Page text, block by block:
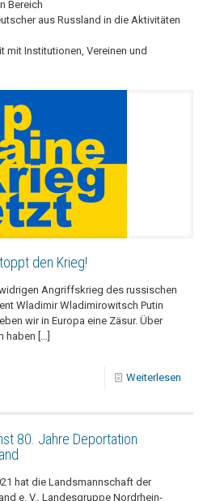
Bereich
aus Russland in die Aktivitäten
mit Institutionen, Vereinen und
den Krieg!
Angriffskrieg des russischen
Wladimir Wladimirowitsch Putin
wir in Europa eine Zäsur. Über
haben […]
Weiterlesen
80. Jahre Deportation
hat die Landsmannschaft der
e. V., Landesgruppe Nordrhein-